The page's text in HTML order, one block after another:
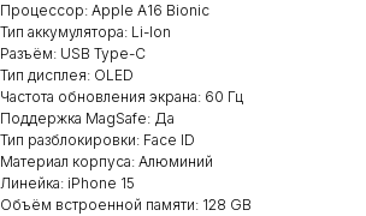
Процессор: Apple A16 Bionic
Тип аккумулятора: Li-Ion
Разъём: USB Type-C
Тип дисплея: OLED
Частота обновления экрана: 60 Гц
Поддержка MagSafe: Да
Тип разблокировки: Face ID
Материал корпуса: Алюминий
Линейка: iPhone 15
Объём встроенной памяти: 128 GB